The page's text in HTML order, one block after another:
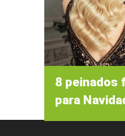
8 peinados
para